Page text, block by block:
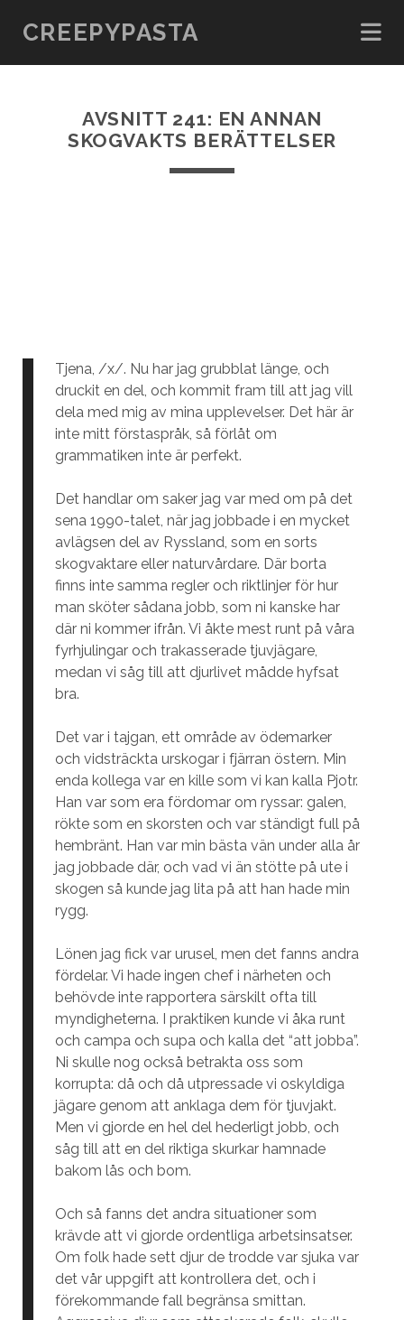
CREEPYPASTA
AVSNITT 241: EN ANNAN
SKOGVAKTS BERÄTTELSER
Tjena, /x/. Nu har jag grubblat länge, och
druckit en del, och kommit fram till att jag vill
dela med mig av mina upplevelser. Det här är
inte mitt förstaspråk, så förlåt om
grammatiken inte är perfekt.
Det handlar om saker jag var med om på det
sena 1990-talet, när jag jobbade i en mycket
avlägsen del av Ryssland, som en sorts
skogvaktare eller naturvårdare. Där borta
finns inte samma regler och riktlinjer för hur
man sköter sådana jobb, som ni kanske har
där ni kommer ifrån. Vi åkte mest runt på våra
fyrhjulingar och trakasserade tjuvjägare,
medan vi såg till att djurlivet mådde hyfsat
bra.
Det var i tajgan, ett område av ödemarker
och vidsträckta urskogar i fjärran östern. Min
enda kollega var en kille som vi kan kalla Pjotr.
Han var som era fördomar om ryssar: galen,
rökte som en skorsten och var ständigt full på
hembränt. Han var min bästa vän under alla år
jag jobbade där, och vad vi än stötte på ute i
skogen så kunde jag lita på att han hade min
rygg.
Lönen jag fick var urusel, men det fanns andra
fördelar. Vi hade ingen chef i närheten och
behövde inte rapportera särskilt ofta till
myndigheterna. I praktiken kunde vi åka runt
och campa och supa och kalla det “att jobba”.
Ni skulle nog också betrakta oss som
korrupta: då och då utpressade vi oskyldiga
jägare genom att anklaga dem för tjuvjakt.
Men vi gjorde en hel del hederligt jobb, och
såg till att en del riktiga skurkar hamnade
bakom lås och bom.
Och så fanns det andra situationer som
krävde att vi gjorde ordentliga arbetsinsatser.
Om folk hade sett djur de trodde var sjuka var
det vår uppgift att kontrollera det, och i
förekommande fall begränsa smittan.